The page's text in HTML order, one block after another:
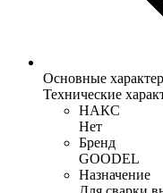
Основные
Технические
НАКС
Нет
Бренд
GOODEL
Назначение